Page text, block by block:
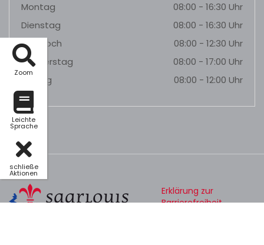
Zoom
Leichte
Sprache
schließe
Aktionen
Montag
08:00 - 16:30 Uhr
Dienstag
08:00 - 16:30 Uhr
Mittwoch
08:00 - 12:30 Uhr
Donnerstag
08:00 - 17:00 Uhr
Freitag
08:00 - 12:00 Uhr
Erklärung zur
Barrierefreiheit